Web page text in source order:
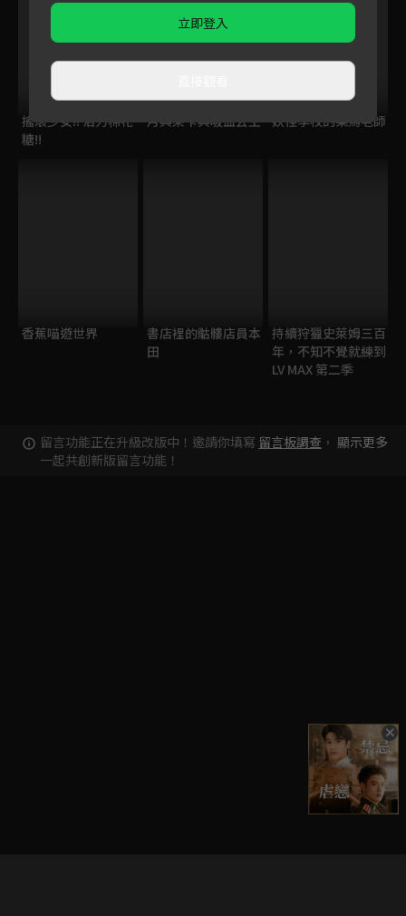
搖滾少女!! 活力棉花
糖!!
月與萊卡與吸血公主 妖怪學校的菜鳥老師
香蕉喵遊世界
書店裡的骷髏店員本
田
持續狩獵史萊姆三百
年，不知不覺就練到
LV MAX 第二季
留言功能正在升級改版中！邀請你填寫 留言板調查 ，
一起共創新版留言功能！
顯示更多
立即登入